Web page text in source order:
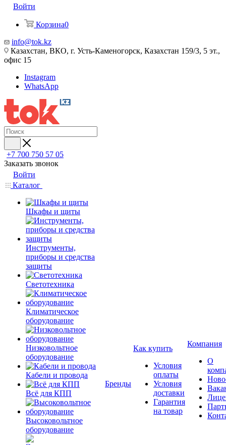
Войти
Корзина0
info@tok.kz
Казахстан, ВКО, г. Усть-Каменогорск, Казахстан 159/3, 5 эт.,
офис 15
Instagram
WhatsApp
+7 700 750 57 05
Заказать звонок
Войти
Каталог
Шкафы и щиты
Инструменты,
приборы и средства
защиты
Светотехника
Климатическое
оборудование
Низковольтное
оборудование
Кабели и провода
Всё для КПП
Высоковольтное
оборудование
Бренды
Как купить
Условия
оплаты
Условия
доставки
Гарантия
на товар
Компания
О